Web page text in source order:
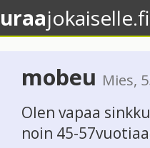
jokaiselle.fi
mobeu Mies,
Olen vapaa
noin 45-